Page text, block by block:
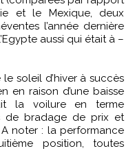
et le Mexique, deux
l’année dernière
aussi qui était à –
soleil d’hiver à succès
en raison d’une baisse
la voilure en terme
de bradage de prix et
noter : la performance
position, toutes